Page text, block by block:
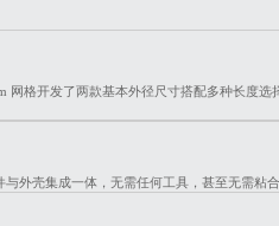
网格开发了两款基本外径尺寸搭配多种长度
外壳集成一体，无需任何工具，甚至无需粘